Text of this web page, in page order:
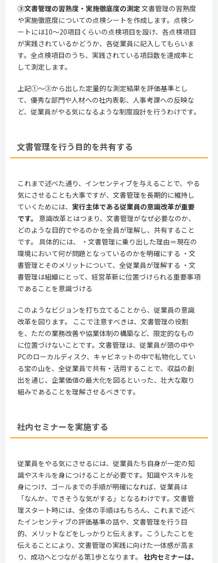
③文書管理の習熟度・実施徹底度の測定文書管理の習熟度
や実施徹底度についての点検シートを作成します。点検シ
ートには10～20項目くらいの点検項目を設け、各点検項目
が実践されているかどうか、各従業員に記入してもらいま
す。全点検項目のうち、実践されている項目数を達成率と
して測定します。
上記①～③から出した定量的な測定結果を評価基準とし
て、優秀な部門や人材への社内表彰、人事考課への反映な
ど、従業員がやる気になるような制度設計を行うわけです。
文書管理を行う目的を共有する
これまで述べた通り、インセンティブを与えることで、やる
気にさせることも大事ですが、文書管理を長期的に維持し
ていくためには、 実行主体である従業員の意識改革が重要
です。
意識改革とはつまり、文書管理がなぜ必要なのか、
どのような目的でやるのかを全員が理解し、共有すること
です。 具体的には、 ・文書管理に乗り出した理由＝現在の
環境において何が問題となっているのかを明確にする ・文
書管理とそのメリットについて、全従業員が理解する ・文
書管理は組織にとって、経営革新に位置づけられる重要事項
であることを意識づける
このようなビジョンを打ち立てることから、従業員の意識
改革を図ります。 ここで注意すべきは、文書管理の役割
を、ただの業務改善や協業体制の構築など、限定的なもの
に位置づけないことです。文書管理は、従業員が頭の中や
PCのローカルディスク、キャビネットの中で私物化してい
る宝の山を、全従業員で共有・活用することで、収益の創
出を通じ、企業価値の最大化を図るといった、壮大な取り
組みであることを理解させるべきです。
社内セミナーを実施する
従業員をやる気にさせるには、従業員たち自身が一定の知
識やスキルを身につけることが必要です。知識やスキルを
身につけ、ゴールまでの手順が明確になれば、従業員は
「なんか、できそうな気がする」となるわけです。文書管
理スタート時には、全体の手順はもちろん、これまで述べ
たインセンティブの評価基準の話や、文書管理を行う目
的、メリットなどをしっかりと伝えます。こうしたことを
伝えることにより、文書管理の実践に向けた一体感が高ま
り、成功へとつながる第1歩となります。 社内セミナーは、